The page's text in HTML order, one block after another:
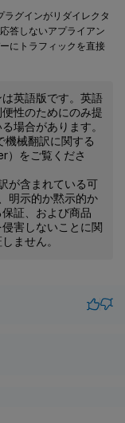
ラグインがリダイレクタ
答しないアプライアン
にトラフィックを直接
英語版です。英語
性のためにのみ提
場合があります。
機械翻訳に関する
）をご覧くださ
が含まれている可
明示的か黙示的か
証、および商品
害しないことに関
ません。